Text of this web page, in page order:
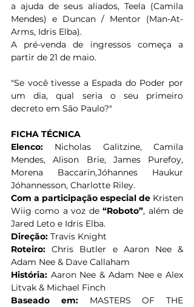
a ajuda de seus aliados, Teela (Camila
Mendes) e Duncan / Mentor (Man-At-
Arms, Idris Elba).
A pré-venda de ingressos começa a
partir de 21 de maio.
"Se você tivesse a Espada do Poder por
um dia, qual seria o seu primeiro
decreto em São Paulo?"
FICHA TÉCNICA
Elenco: Nicholas Galitzine, Camila
Mendes, Alison Brie, James Purefoy,
Morena Baccarin,Jóhannes Haukur
Jóhannesson, Charlotte Riley.
Com a participação especial de Kristen
Wiig como a voz de “Roboto”, além de
Jared Leto e Idris Elba.
Direção: Travis Knight
Roteiro: Chris Butler e Aaron Nee &
Adam Nee & Dave Callaham
História: Aaron Nee & Adam Nee e Alex
Litvak & Michael Finch
Baseado em: MASTERS OF THE